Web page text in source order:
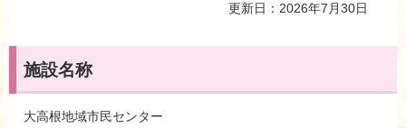
更新日：2026年7月30日
施設名称
大高根地域市民センター